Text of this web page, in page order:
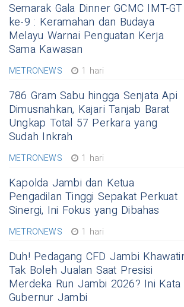
Semarak Gala Dinner GCMC IMT-GT
ke-9 : Keramahan dan Budaya
Melayu Warnai Penguatan Kerja
Sama Kawasan
METRONEWS 1 hari
786 Gram Sabu hingga Senjata Api
Dimusnahkan, Kajari Tanjab Barat
Ungkap Total 57 Perkara yang
Sudah Inkrah
METRONEWS 1 hari
Kapolda Jambi dan Ketua
Pengadilan Tinggi Sepakat Perkuat
Sinergi, Ini Fokus yang Dibahas
METRONEWS 1 hari
Duh! Pedagang CFD Jambi
Tak Boleh Jualan Saat Presisi
Merdeka Run Jambi 2026? Ini Kata
Gubernur Jambi